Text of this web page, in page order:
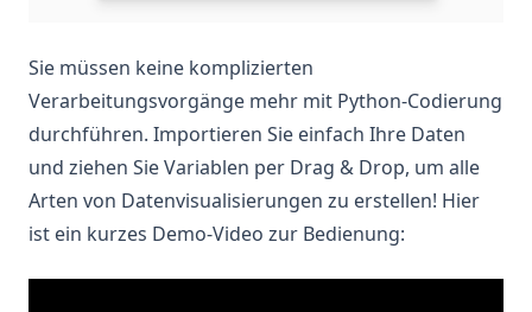
Sie müssen keine komplizierten
Verarbeitungsvorgänge mehr mit Python-Codierung
durchführen. Importieren Sie einfach Ihre Daten
und ziehen Sie Variablen per Drag & Drop, um alle
Arten von Datenvisualisierungen zu erstellen! Hier
ist ein kurzes Demo-Video zur Bedienung: